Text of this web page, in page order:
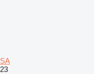
SA
23